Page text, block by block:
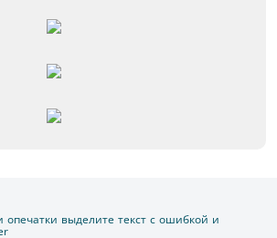
выделите текст с ошибкой и